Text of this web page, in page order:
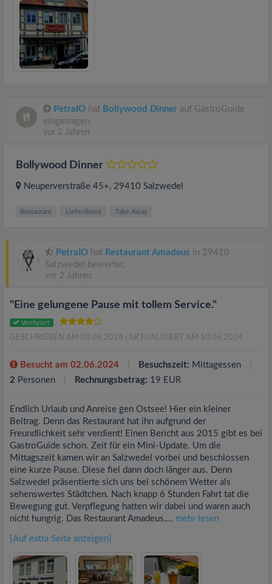
PetraIO hat Bollywood Dinner auf GastroGuide
eingetragen
vor 2 Jahren
Bollywood Dinner
Neuperverstraße 45+, 29410 Salzwedel
Restaurant Lieferdienst Take Away
PetraIO hat Restaurant Amadeus in 29410
Salzwedel bewertet.
vor 2 Jahren
"Eine gelungene Pause mit tollem Service."
Verifiziert
GESCHRIEBEN AM 08.06.2024 | AKTUALISIERT AM 10.06.2024
Besucht am 02.06.2024 Besuchszeit: Mittagessen
2 Personen Rechnungsbetrag: 19 EUR
Endlich Urlaub und Anreise gen Ostsee! Hier ein kleiner
Beitrag. Denn das Restaurant hat ihn aufgrund der
Freundlichkeit sehr verdient! Einen Bericht aus 2015 gibt es bei
GastroGuide schon. Zeit für ein Mini-Update. Um die
Mittagszeit kamen wir an Salzwedel vorbei und beschlossen
eine kurze Pause. Diese fiel dann doch länger aus. Denn
Salzwedel präsentierte sich uns bei schönem Wetter als
sehenswertes Städtchen. Nach knapp 6 Stunden Fahrt tat die
Bewegung gut. Verpflegung hatten wir dabei und waren auch
nicht hungrig. Das Restaurant Amadeus,... mehr lesen
[Auf extra Seite anzeigen]